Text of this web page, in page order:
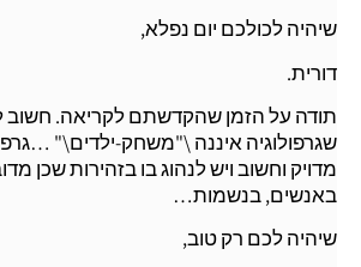
שיהיה לכולכם יום נפלא,
דורית.
תודה על הזמן שהקדשתם לקריאה. חשוב
שגרפולוגיה איננה \"משחק-ילדים\"
מדויק וחשוב ויש לנהוג בו בזהירות שכן
באנשים, בנשמות…
שיהיה לכם רק טוב,